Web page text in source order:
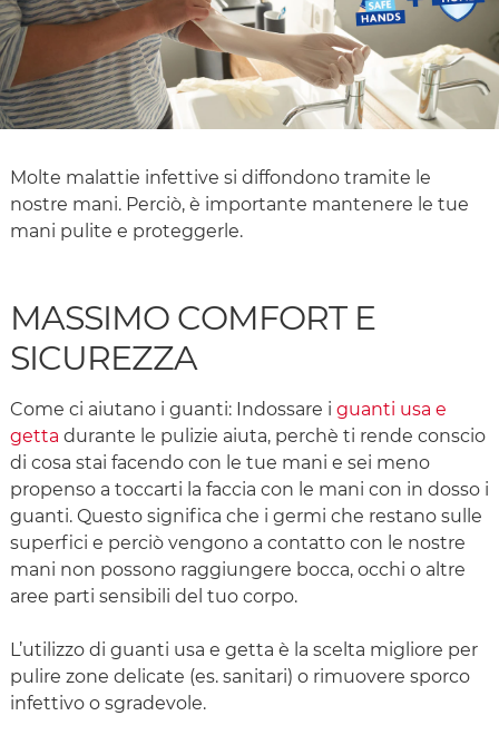
Molte malattie infettive si diffondono tramite le
nostre mani. Perciò, è importante mantenere le tue
mani pulite e proteggerle.
MASSIMO COMFORT E
SICUREZZA
Come ci aiutano i guanti: Indossare i guanti usa e
getta durante le pulizie aiuta, perchè ti rende conscio
di cosa stai facendo con le tue mani e sei meno
propenso a toccarti la faccia con le mani con in dosso i
guanti. Questo significa che i germi che restano sulle
superfici e perciò vengono a contatto con le nostre
mani non possono raggiungere bocca, occhi o altre
aree parti sensibili del tuo corpo.
L’utilizzo di guanti usa e getta è la scelta migliore per
pulire zone delicate (es. sanitari) o rimuovere sporco
infettivo o sgradevole.